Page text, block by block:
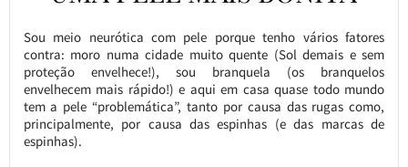
Sou meio neurótica com pele porque tenho vários fatores
contra: moro numa cidade muito quente (Sol demais e sem
proteção envelhece!), sou branquela (os branquelos
envelhecem mais rápido!) e aqui em casa quase todo mundo
tem a pele “problemática”, tanto por causa das rugas como,
principalmente, por causa das espinhas (e das marcas de
espinhas).